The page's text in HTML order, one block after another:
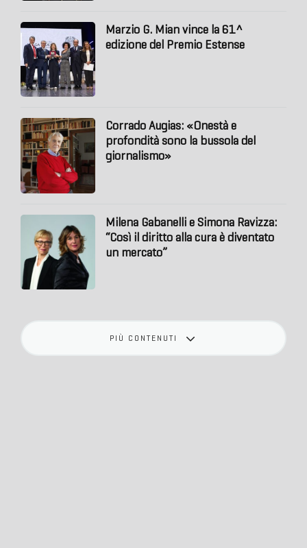
Marzio G. Mian vince la 61^
edizione del Premio Estense
Corrado Augias: «Onestà e
profondità sono la bussola del
giornalismo»
Milena Gabanelli e Simona Ravizza:
“Così il diritto alla cura è diventato
un mercato”
PIÙ CONTENUTI